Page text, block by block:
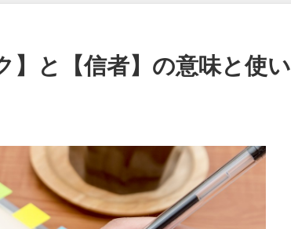
】と【信者】の意味と使い